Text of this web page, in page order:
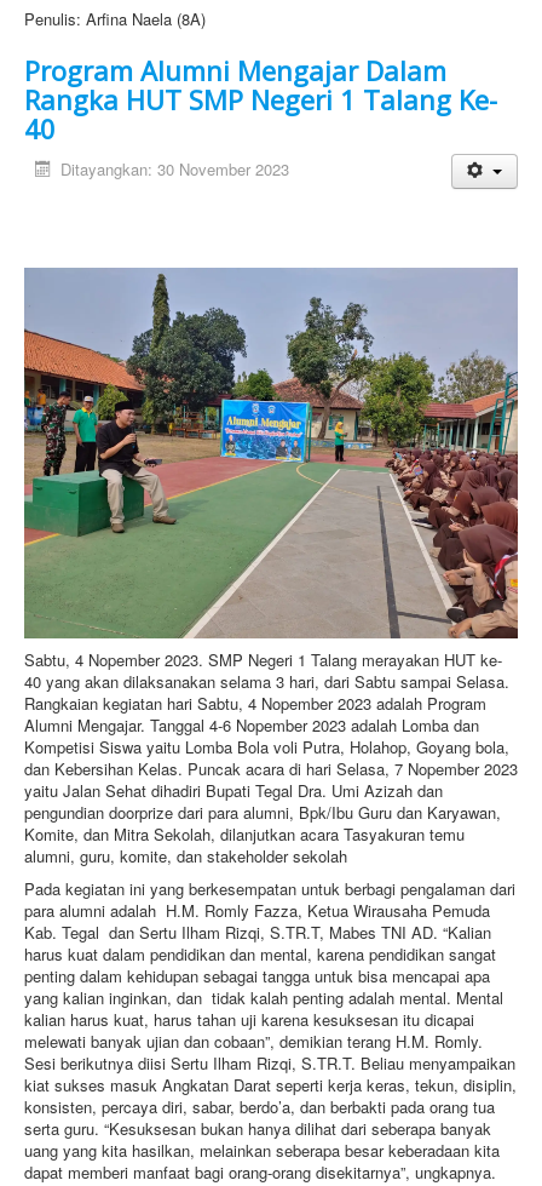
Penulis: Arfina Naela (8A)
Program Alumni Mengajar Dalam
Rangka HUT SMP Negeri 1 Talang Ke-
40
Ditayangkan: 30 November 2023
Sabtu, 4 Nopember 2023. SMP Negeri 1 Talang merayakan HUT ke-
40 yang akan dilaksanakan selama 3 hari, dari Sabtu sampai Selasa.
Rangkaian kegiatan hari Sabtu, 4 Nopember 2023 adalah Program
Alumni Mengajar. Tanggal 4-6 Nopember 2023 adalah Lomba dan
Kompetisi Siswa yaitu Lomba Bola voli Putra, Holahop, Goyang bola,
dan Kebersihan Kelas. Puncak acara di hari Selasa, 7 Nopember 2023
yaitu Jalan Sehat dihadiri Bupati Tegal Dra. Umi Azizah dan
pengundian doorprize dari para alumni, Bpk/Ibu Guru dan Karyawan,
Komite, dan Mitra Sekolah, dilanjutkan acara Tasyakuran temu
alumni, guru, komite, dan stakeholder sekolah
Pada kegiatan ini yang berkesempatan untuk berbagi pengalaman dari
para alumni adalah H.M. Romly Fazza, Ketua Wirausaha Pemuda
Kab. Tegal dan Sertu Ilham Rizqi, S.TR.T, Mabes TNI AD. “Kalian
harus kuat dalam pendidikan dan mental, karena pendidikan sangat
penting dalam kehidupan sebagai tangga untuk bisa mencapai apa
yang kalian inginkan, dan tidak kalah penting adalah mental. Mental
kalian harus kuat, harus tahan uji karena kesuksesan itu dicapai
melewati banyak ujian dan cobaan”, demikian terang H.M. Romly.
Sesi berikutnya diisi Sertu Ilham Rizqi, S.TR.T. Beliau menyampaikan
kiat sukses masuk Angkatan Darat seperti kerja keras, tekun, disiplin,
konsisten, percaya diri, sabar, berdo’a, dan berbakti pada orang tua
serta guru. “Kesuksesan bukan hanya dilihat dari seberapa banyak
uang yang kita hasilkan, melainkan seberapa besar keberadaan kita
dapat memberi manfaat bagi orang-orang disekitarnya”, ungkapnya.